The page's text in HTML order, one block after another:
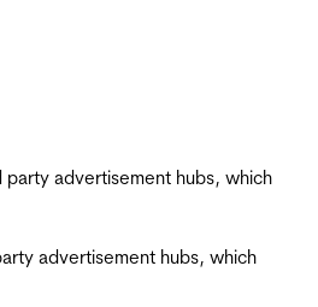
advertisement hubs, which
advertisement hubs, which